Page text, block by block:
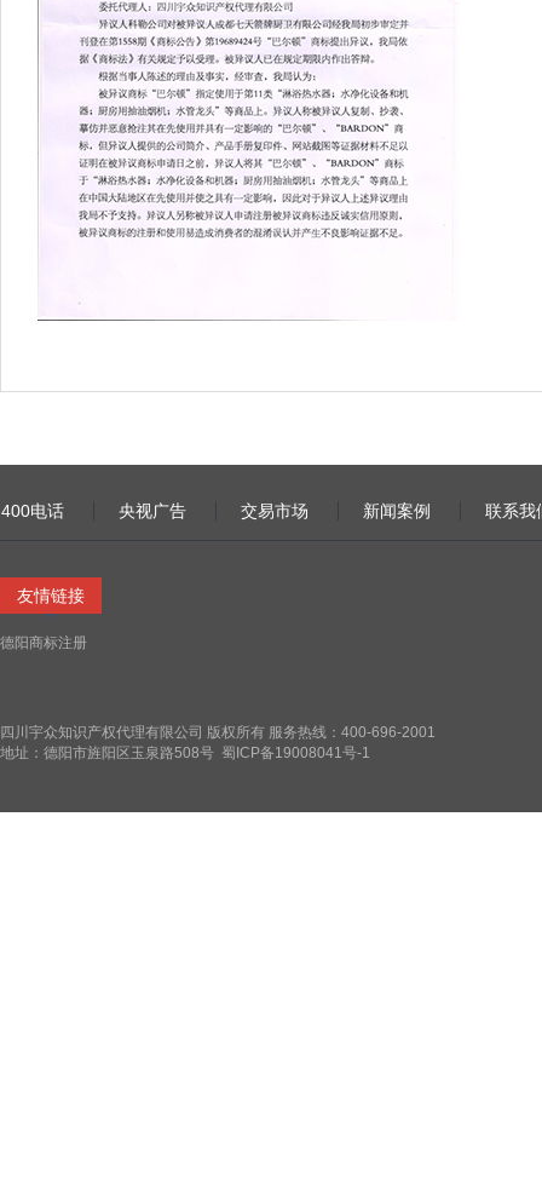
400电话 央视广告 交易市场 新闻案例 联系我
友情链接
德阳商标注册
四川宇众知识产权代理有限公司 版权所有 服务热线：400-696-2001
地址：德阳市旌阳区玉泉路508号 蜀ICP备19008041号-1